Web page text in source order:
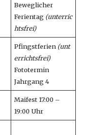
Beweglicher
Ferientag (unterric
htsfrei)
Pfingstferien (unt
errichtsfrei)
Fototermin
Jahrgang 4
Maifest 17:00 –
19:00 Uhr